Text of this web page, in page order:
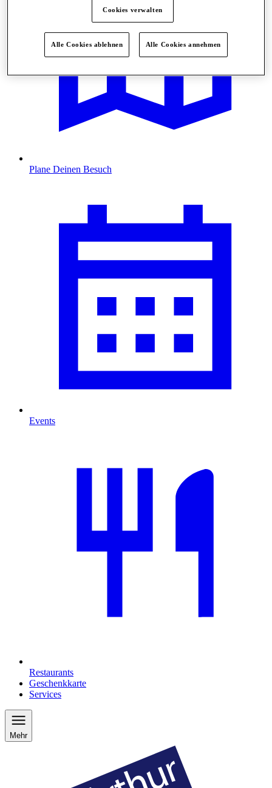
Plane Deinen Besuch
Events
Restaurants
Geschenkkarte
Services
Mehr
Cookies verwalten
Alle Cookies ablehnen Alle Cookies annehmen